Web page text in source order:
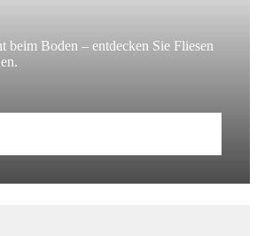
beim Boden – entdecken Sie Fliesen